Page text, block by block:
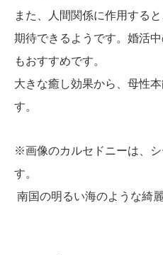
また、人間関係に作用する
期待できるようです。婚活
もおすすめです。
大きな癒し効果から、母性
す。
※画像のカルセドニーは、
す。
南国の明るい海のような綺